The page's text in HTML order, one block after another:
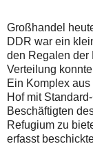
Großhandel
DDR war ein
den Regalen der
Verteilung
Ein Komplex
Hof mit
Beschäftigten
Refugium zu
erfasst